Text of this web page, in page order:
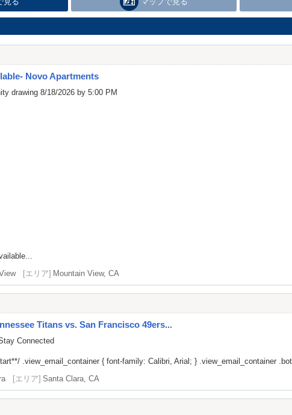
Novo Apartments
drawing 8/18/2026 by 5:00 PM
[エリア] Mountain View, CA
Titans vs. San Francisco 49ers...
Connected
.view_email_container { font-family: Calibri, Arial; } .view_email_container
[エリア] Santa Clara, CA